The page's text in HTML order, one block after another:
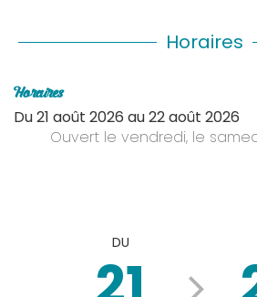
Horaires
Horaires
Du21 août 2026 au22 août 2026
Ouvert le vendredi, le
DU